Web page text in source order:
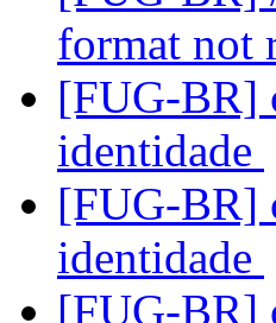
format not
[FUG-BR]
identidade
[FUG-BR]
identidade
[FUG-BR]